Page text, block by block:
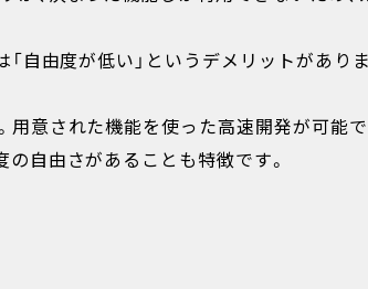
自由度が低い」というデメリットがありま
意された機能を使った高速開発が可能で
自由さがあることも特徴です。